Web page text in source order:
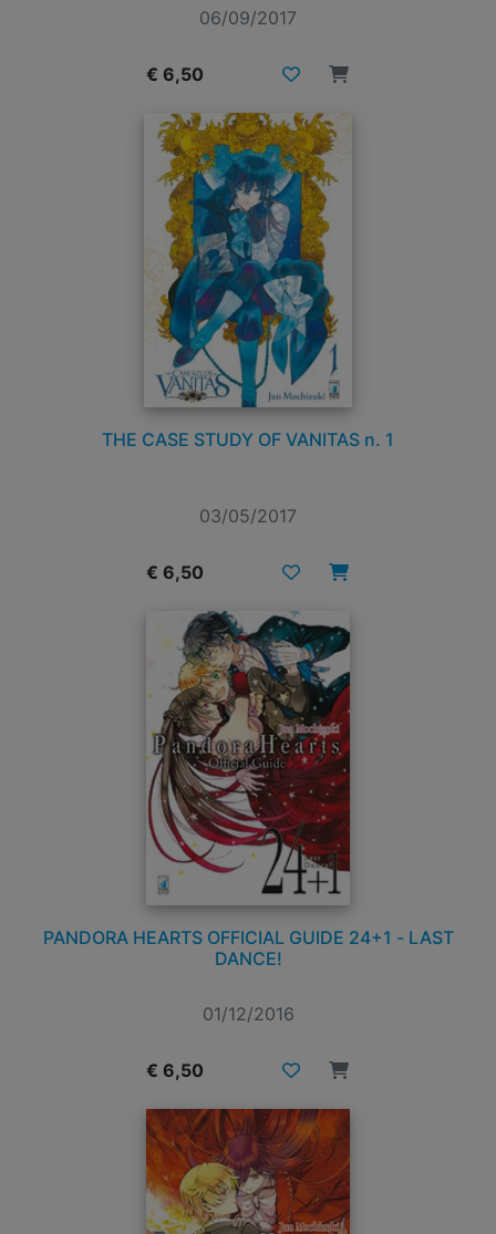
06/09/2017
€ 6,50
THE CASE STUDY OF VANITAS n. 1
03/05/2017
€ 6,50
PANDORA HEARTS OFFICIAL GUIDE 24+1 - LAST
DANCE!
01/12/2016
€ 6,50